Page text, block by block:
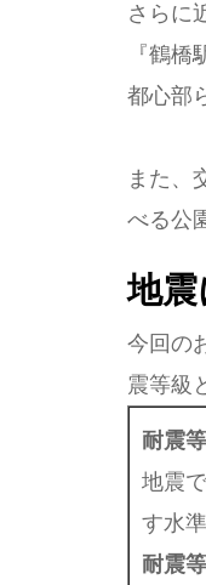
さらに
『鶴橋
都心部
また、
べる公
地
今回の
震等級
耐震
地震
す水
耐震